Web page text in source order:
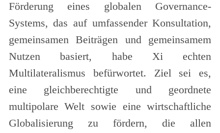
Förderung eines globalen Governance-
Systems, das auf umfassender Konsultation,
gemeinsamen Beiträgen und gemeinsamem
Nutzen basiert, habe Xi echten
Multilateralismus befürwortet. Ziel sei es,
eine gleichberechtigte und geordnete
multipolare Welt sowie eine wirtschaftliche
Globalisierung zu fördern, die allen